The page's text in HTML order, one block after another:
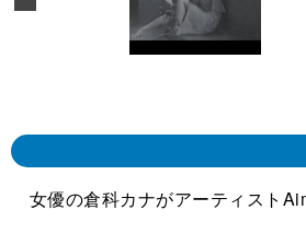
女優の倉科カナがアーティスト